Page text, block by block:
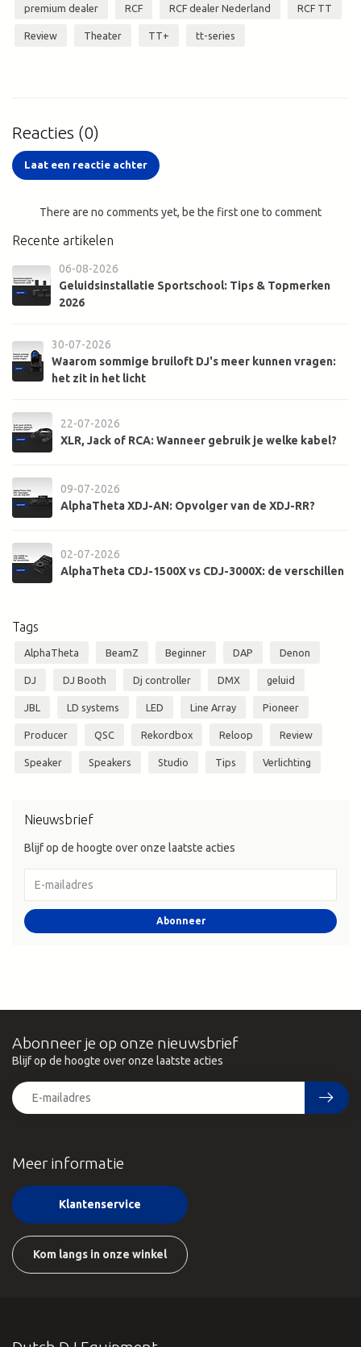
premium dealer RCF RCF dealer Nederland RCF TT
Review Theater TT+ tt-series
Reacties (0)
Laat een reactie achter
There are no comments yet, be the first one to comment
Recente artikelen
06-08-2026
Geluidsinstallatie Sportschool: Tips & Topmerken
2026
30-07-2026
Waarom sommige bruiloft DJ's meer kunnen vragen:
het zit in het licht
22-07-2026
XLR, Jack of RCA: Wanneer gebruik je welke kabel?
09-07-2026
AlphaTheta XDJ-AN: Opvolger van de XDJ-RR?
02-07-2026
AlphaTheta CDJ-1500X vs CDJ-3000X: de verschillen
Tags
AlphaTheta BeamZ Beginner DAP Denon
DJ DJ Booth Dj controller DMX geluid
JBL LD systems LED Line Array Pioneer
Producer QSC Rekordbox Reloop Review
Speaker Speakers Studio Tips Verlichting
Nieuwsbrief
Blijf op de hoogte over onze laatste acties
Abonneer
Meer informatie
Klantenservice
Kom langs in onze winkel
Abonneer je op onze nieuwsbrief
Blijf op de hoogte over onze laatste acties